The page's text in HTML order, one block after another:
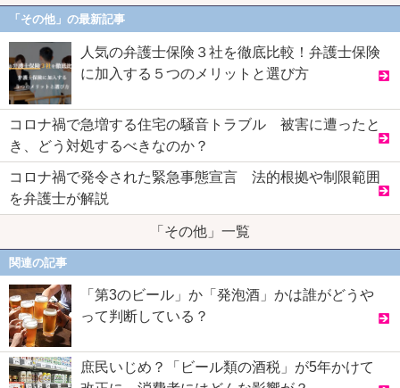
「その他」の最新記事
人気の弁護士保険３社を徹底比較！弁護士保険
に加入する５つのメリットと選び方
コロナ禍で急増する住宅の騒音トラブル 被害に遭ったと
き、どう対処するべきなのか？
コロナ禍で発令された緊急事態宣言 法的根拠や制限範囲
を弁護士が解説
「その他」一覧
関連の記事
「第3のビール」か「発泡酒」かは誰がどうや
って判断している？
庶民いじめ？「ビール類の酒税」が5年かけて